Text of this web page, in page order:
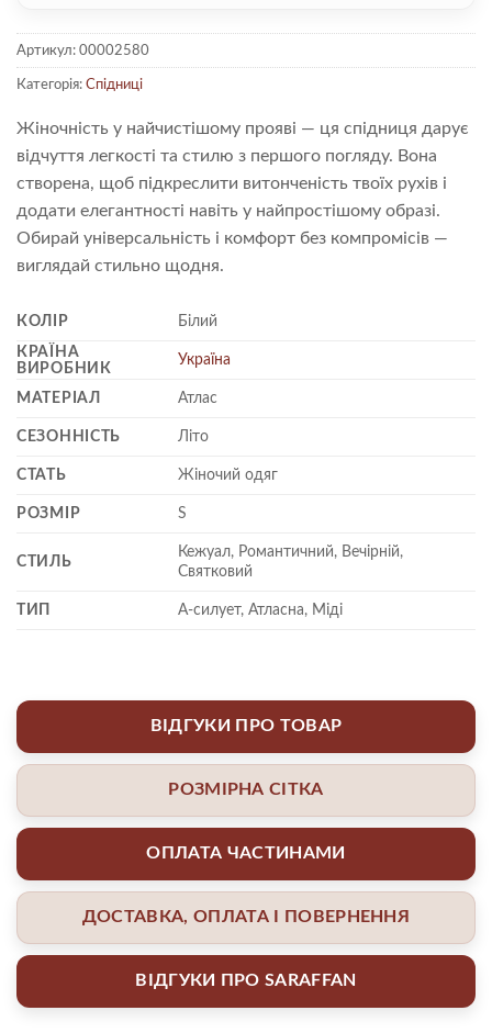
Артикул: 00002580
Категорія: Спідниці
Жіночність у найчистішому прояві — ця спідниця дарує
відчуття легкості та стилю з першого погляду. Вона
створена, щоб підкреслити витонченість твоїх рухів і
додати елегантності навіть у найпростішому образі.
Обирай універсальність і комфорт без компромісів —
виглядай стильно щодня.
КОЛІР
Білий
КРАЇНА
ВИРОБНИК
Україна
МАТЕРІАЛ Атлас
СЕЗОННІСТЬ Літо
СТАТЬ Жіночий одяг
РОЗМІР S
СТИЛЬ
Кежуал, Романтичний, Вечірній,
Святковий
ТИП А-силует, Атласна, Міді
ВІДГУКИ ПРО ТОВАР
РОЗМІРНА СІТКА
ОПЛАТА ЧАСТИНАМИ
ДОСТАВКА, ОПЛАТА І ПОВЕРНЕННЯ
ВІДГУКИ ПРО SARAFFAN